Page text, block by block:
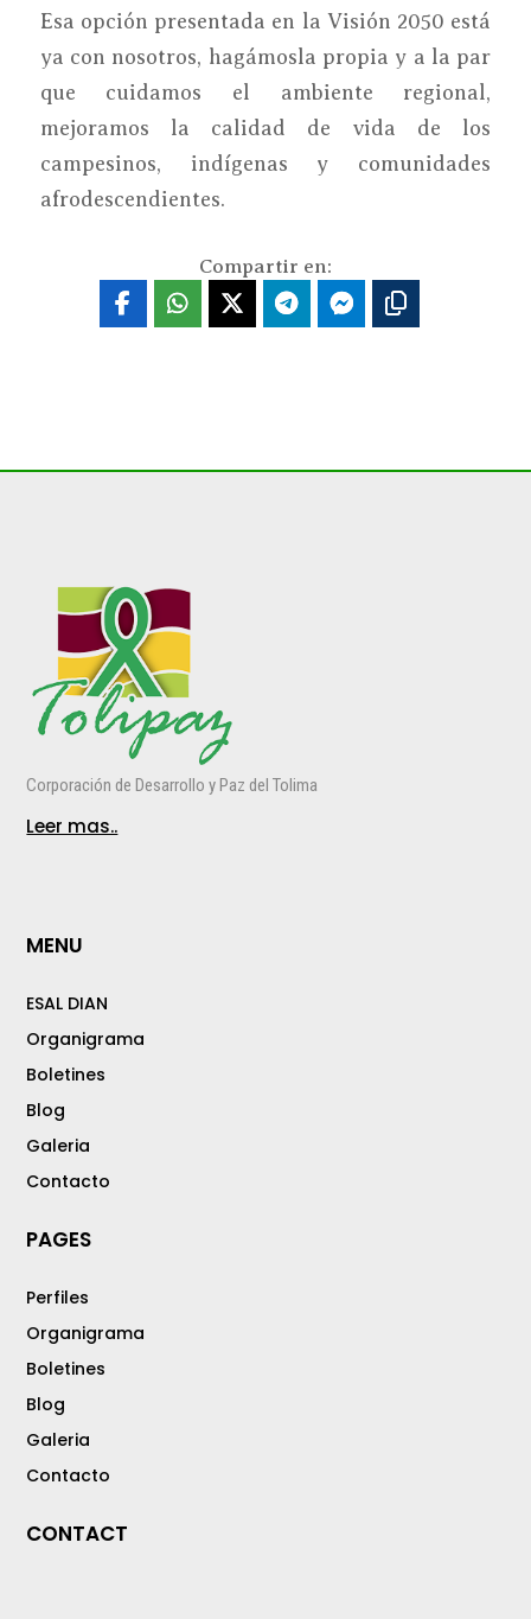
Esa opción presentada en la Visión 2050 está
ya con nosotros, hagámosla propia y a la par
que cuidamos el ambiente regional,
mejoramos la calidad de vida de los
campesinos, indígenas y comunidades
afrodescendientes.
Compartir en:
Corporación de Desarrollo y Paz del Tolima
Leer mas..
MENU
ESAL DIAN
Organigrama
Boletines
Blog
Galeria
Contacto
PAGES
Perfiles
Organigrama
Boletines
Blog
Galeria
Contacto
CONTACT